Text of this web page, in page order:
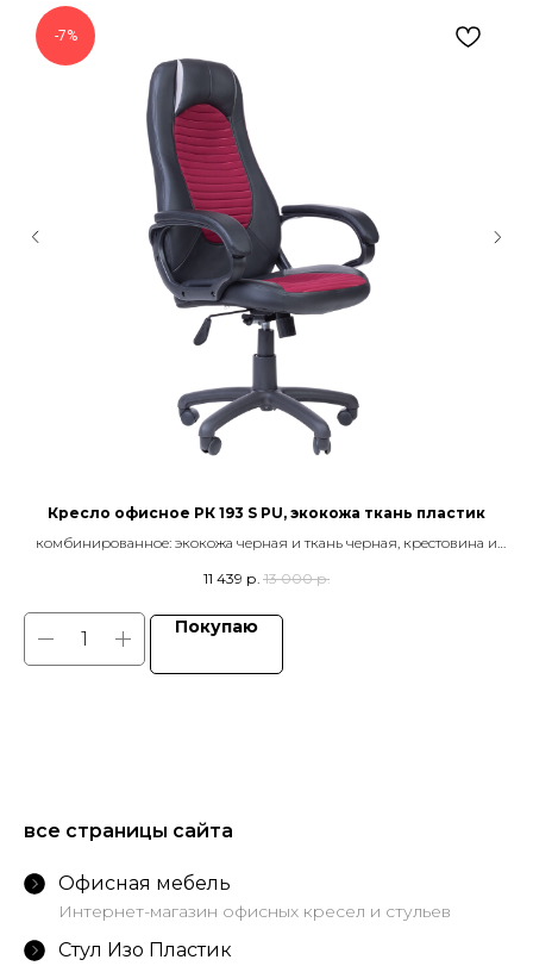
-7%
Кресло офисное РК 193 S PU, экокожа ткань пластик
комбинированное: экокожа черная и ткань черная, крестовина и
11 439 р. 13 000 р.
Покупаю
все страницы сайта
Офисная мебель
Интернет-магазин офисных кресел и стульев
Стул Изо Пластик